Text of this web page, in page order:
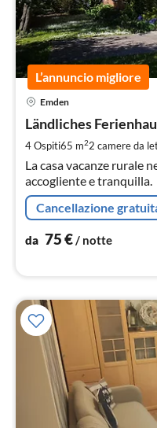
L’annuncio migliore
Emden
Ländliches
4 Ospiti65 m22 camere da
La casa vacanze rurale
accogliente e tranquilla.
Cancellazione
da 75€/ notte